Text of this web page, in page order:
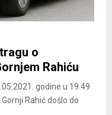
o
Rahiću
godine u 19.49
Rahić došlo do